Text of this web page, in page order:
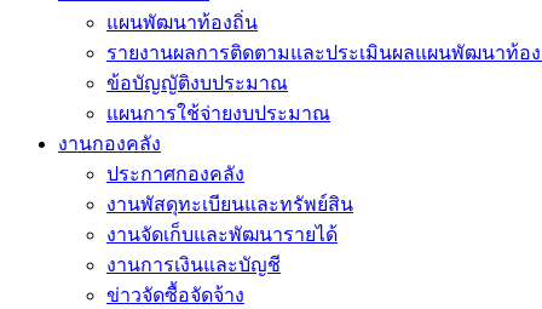
แผนพัฒนาท้องถิ่น
รายงานผลการติดตามและประเมินผลแผนพัฒนาท้อ
ข้อบัญญัติงบประมาณ
แผนการใช้จ่ายงบประมาณ
งานกองคลัง
ประกาศกองคลัง
งานพัสดุทะเบียนและทรัพย์สิน
งานจัดเก็บและพัฒนารายได้
งานการเงินและบัญชี
ข่าวจัดซื้อจัดจ้าง